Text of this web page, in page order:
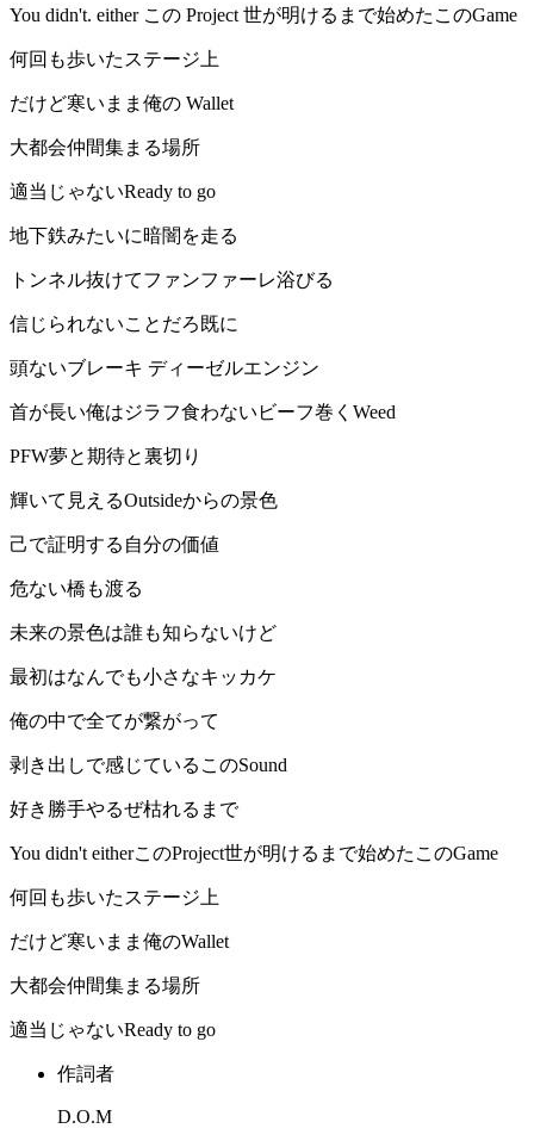
You didn't. either この Project 世が明けるまで始めたこのGame
何回も歩いたステージ上
だけど寒いまま俺の Wallet
大都会仲間集まる場所
適当じゃないReady to go
地下鉄みたいに暗闇を走る
トンネル抜けてファンファーレ浴びる
信じられないことだろ既に
頭ないブレーキ ディーゼルエンジン
首が長い俺はジラフ食わないビーフ巻くWeed
PFW夢と期待と裏切り
輝いて見えるOutsideからの景色
己で証明する自分の価値
危ない橋も渡る
未来の景色は誰も知らないけど
最初はなんでも小さなキッカケ
俺の中で全てが繋がって
剥き出しで感じているこのSound
好き勝手やるぜ枯れるまで
You didn't eitherこのProject世が明けるまで始めたこのGame
何回も歩いたステージ上
だけど寒いまま俺のWallet
大都会仲間集まる場所
適当じゃないReady to go
作詞者
D.O.M